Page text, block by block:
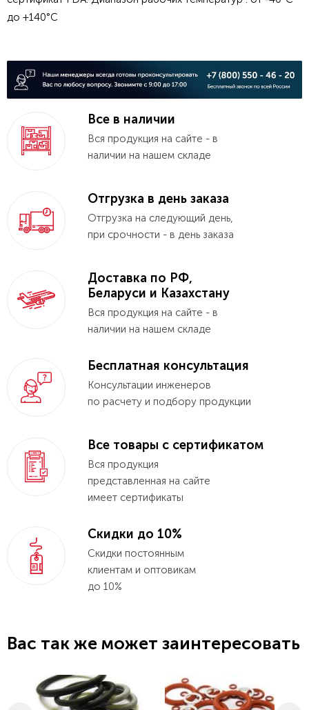
до +140°C
Все в наличии
Вся продукция на сайте - в
наличии на нашем складе
Отгрузка в день заказа
Отгрузка на следующий день,
при срочности - в день заказа
Доставка по РФ,
Беларуси и Казахстану
Вся продукция на сайте - в
наличии на нашем складе
Бесплатная консультация
Консультации инженеров
по расчету и подбору продукции
Все товары с сертификатом
Вся продукция
представленная на сайте
имеет сертификаты
Скидки до 10%
Скидки постоянным
клиентам и оптовикам
до 10%
Вас так же может заинтересовать